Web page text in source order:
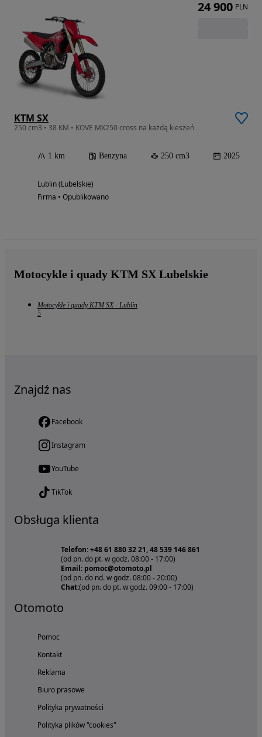
KTM SX
250 cm3 • 38 KM • KOVE MX250 cross na każdą kieszeń
1 km Benzyna 250 cm3 2025
Lublin (Lubelskie)
Firma • Opublikowano
24 900 PLN
Motocykle i quady KTM SX Lubelskie
Motocykle i quady KTM SX - Lublin
5
Znajdź nas
Facebook
Instagram
YouTube
TikTok
Obsługa klienta
Telefon: +48 61 880 32 21, 48 539 146 861
(od pn. do pt. w godz. 08:00 - 17:00)
Email: pomoc@otomoto.pl
(od pn. do nd. w godz. 08:00 - 20:00)
Chat:(od pn. do pt. w godz. 09:00 - 17:00)
Otomoto
Pomoc
Kontakt
Reklama
Biuro prasowe
Polityka prywatności
Polityka plików "cookies"